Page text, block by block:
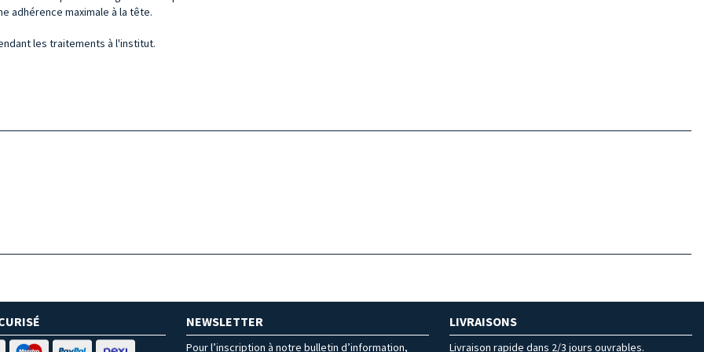
adhérence maximale à la tête.
les traitements à l'institut.
NEWSLETTER
Pour l’inscription à notre bulletin d’information,
LIVRAISONS
Livraison rapide dans 2/3 jours ouvrables.